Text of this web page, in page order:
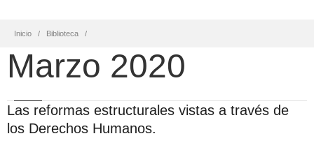
Inicio Biblioteca
Marzo 2020
Las reformas estructurales vistas a través de
los Derechos Humanos.